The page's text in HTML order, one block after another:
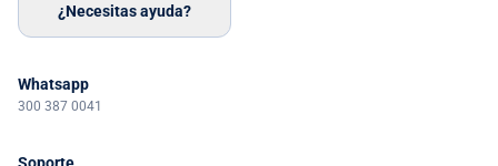
¿Necesitas ayuda?
Whatsapp
300 387 0041